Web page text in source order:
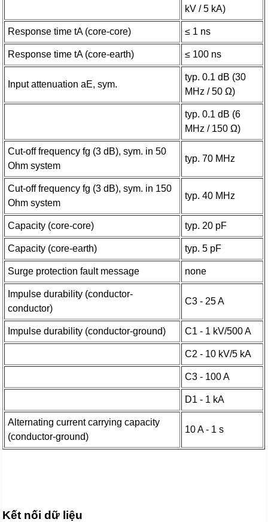
kV / 5 kA)
Response time tA (core-core) ≤ 1 ns
Response time tA (core-earth) ≤ 100 ns
Input attenuation aE, sym.
typ. 0.1 dB (30
MHz / 50 Ω)
typ. 0.1 dB (6
MHz / 150 Ω)
Cut-off frequency fg (3 dB), sym. in 50
Ohm system
typ. 70 MHz
Cut-off frequency fg (3 dB), sym. in 150
Ohm system
typ. 40 MHz
Capacity (core-core) typ. 20 pF
Capacity (core-earth) typ. 5 pF
Surge protection fault message none
Impulse durability (conductor-
conductor)
C3 - 25 A
Impulse durability (conductor-ground) C1 - 1 kV/500 A
C2 - 10 kV/5 kA
C3 - 100 A
D1 - 1 kA
Alternating current carrying capacity
(conductor-ground)
10 A - 1 s
Kết nối dữ liệu